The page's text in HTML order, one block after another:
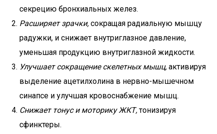
секрецию бронхиальных желез.
Расширяет зрачки, сокращая радиальную мышцу
радужки, и снижает внутриглазное давление,
уменьшая продукцию внутриглазной жидкости.
Улучшает сокращение скелетных мышц, активируя
выделение ацетилхолина в нервно-мышечном
синапсе и улучшая кровоснабжение мышц.
Снижает тонус и моторику ЖКТ,тонизируя
сфинктеры.